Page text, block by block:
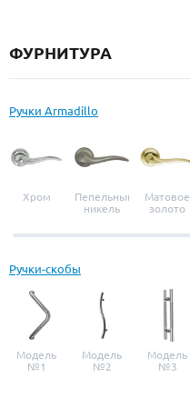
ФУРНИТУРА
Ручки Armadillo
Хром
Пепельный
никель
Матовое
золото
Ручки-скобы
Модель
№1
Модель
№2
Модель
№3